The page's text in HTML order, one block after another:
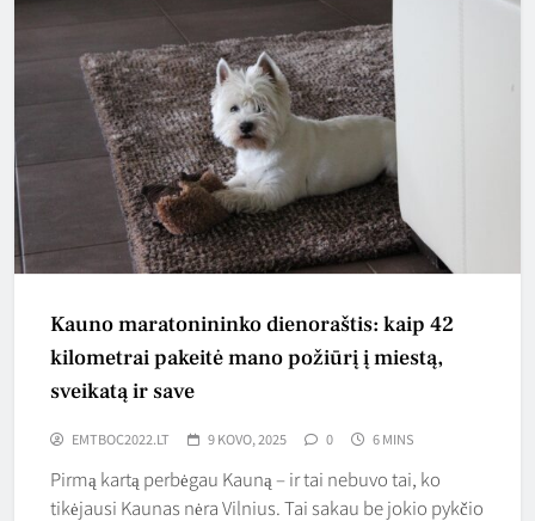
Kauno maratonininko dienoraštis: kaip 42
kilometrai pakeitė mano požiūrį į miestą,
sveikatą ir save
EMTBOC2022.LT 9 KOVO, 2025 0 6 MINS
Pirmą kartą perbėgau Kauną – ir tai nebuvo tai, ko
tikėjausi Kaunas nėra Vilnius. Tai sakau be jokio pykčio